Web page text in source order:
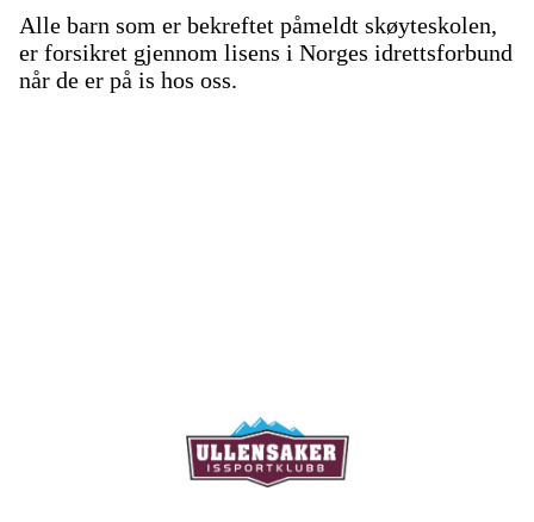
Alle barn som er bekreftet påmeldt skøyteskolen,
er forsikret gjennom lisens i Norges idrettsforbund
når de er på is hos oss.